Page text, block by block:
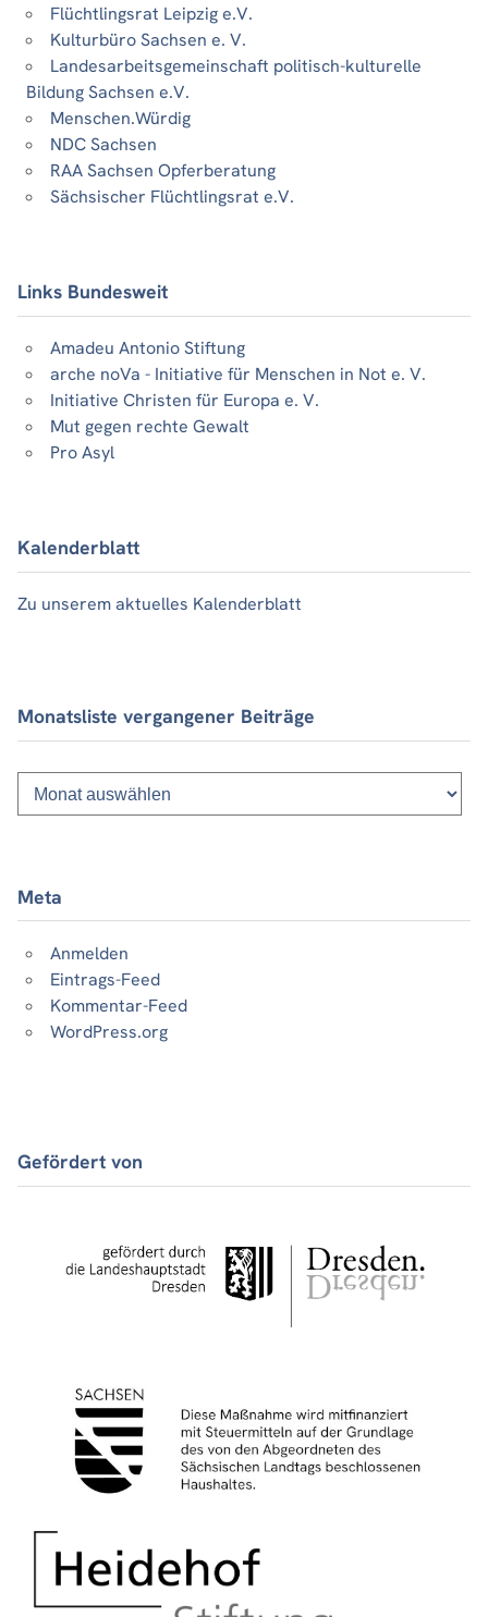
Flüchtlingsrat Leipzig e.V.
Kulturbüro Sachsen e. V.
Landesarbeitsgemeinschaft politisch-kulturelle
Bildung Sachsen e.V.
Menschen.Würdig
NDC Sachsen
RAA Sachsen Opferberatung
Sächsischer Flüchtlingsrat e.V.
Links Bundesweit
Amadeu Antonio Stiftung
arche noVa - Initiative für Menschen in Not e. V.
Initiative Christen für Europa e. V.
Mut gegen rechte Gewalt
Pro Asyl
Kalenderblatt
Zu unserem aktuelles Kalenderblatt
Monatsliste vergangener Beiträge
Monatsliste
vergangener
Beiträge
Meta
Anmelden
Eintrags-Feed
Kommentar-Feed
WordPress.org
Gefördert von